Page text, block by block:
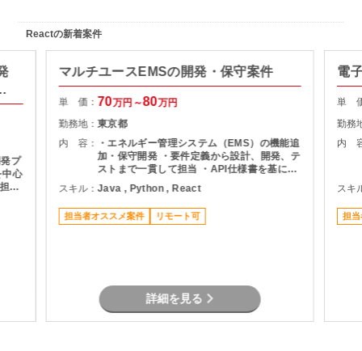
Reactの新着案件
プ
当
マルチユースEMSの開発・保守案件
単 価： 70万円～80万円
勤務地：東京都
内 容：
・エネルギー管理システム（EMS）の機能追
加・保守開発 ・要件定義から設計、開発、テ
ストまで一貫して担当 ・API仕様書を基にし
たDB設計・ロジック設計 ・設計書作成およ
び各種レビュー対応 ・プロジェクト管理支援
（進捗・課題管理、関係者調整） ・品質管理
および開発推進
スキル：Java , Python , React
担当者オススメ案件 リモート可
詳細を見る
電
単
勤務
内
スキ
担当